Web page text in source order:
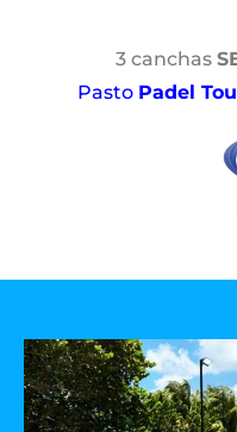
3 canchas
Pasto Padel